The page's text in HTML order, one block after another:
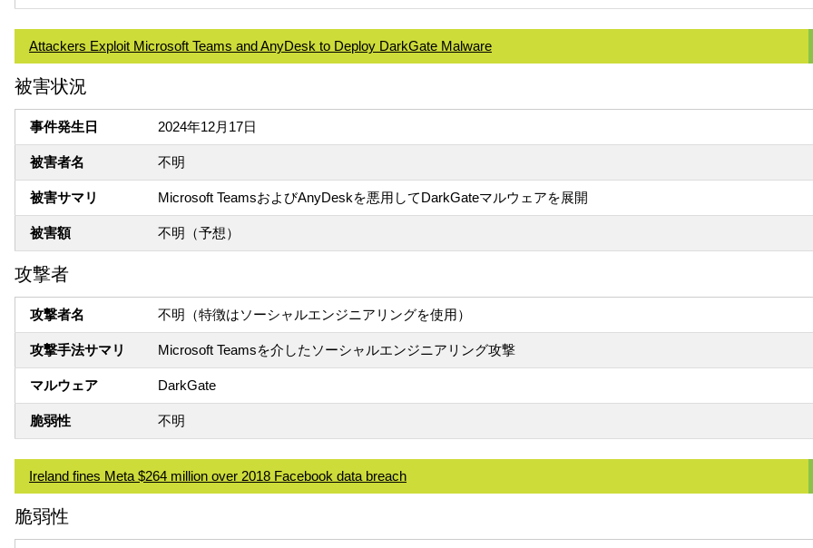
Attackers Exploit Microsoft Teams and AnyDesk to Deploy DarkGate Malware
被害状況
事件発生日 2024年12月17日
被害者名 不明
被害サマリ Microsoft TeamsおよびAnyDeskを悪用してDarkGateマルウェアを展開
被害額 不明（予想）
攻撃者
攻撃者名 不明（特徴はソーシャルエンジニアリングを使用）
攻撃手法サマリ Microsoft Teamsを介したソーシャルエンジニアリング攻撃
マルウェア DarkGate
脆弱性 不明
Ireland fines Meta $264 million over 2018 Facebook data breach
脆弱性